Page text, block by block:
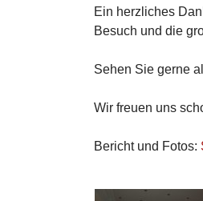
Ein herzliches
Besuch und die
Sehen Sie gerne
Wir freuen uns
Bericht und Fotos: